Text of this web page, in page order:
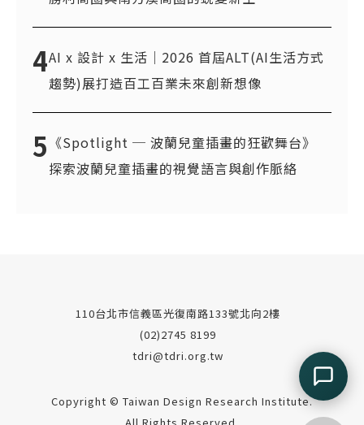
4AI x 設計 x 生活｜2026 首屆ALT(AI生活方式
趨勢)展打造百工百業未來創新想像
5 《Spotlight ─ 波蘭兒童插畫的狂歡舞台》
探索波蘭兒童插畫的視覺語言與創作脈絡
110台北市信義區光復南路133號北向2樓
(02)2745 8199
tdri@tdri.org.tw
Copyright © Taiwan Design Research Institute.